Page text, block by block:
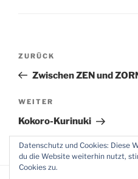
Beitragsnavigation
Vorheriger
Beitrag
ZURÜCK
Zwischen ZEN und
Nächster
Beitrag
WEITER
Kokoro-Kurinuki
Datenschutz und Cookies: Diese
du die Website weiterhin nutzt,
Cookies zu.